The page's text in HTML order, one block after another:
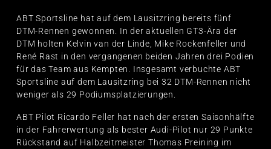
ABT Sportsline hat auf dem Lausitzring bereits fünf
DTM-Rennen gewonnen. In der aktuellen GT3-Ära der
DTM holten Kelvin van der Linde, Mike Rockenfeller und
René Rast in den vergangenen beiden Jahren drei Podien
für das Team aus Kempten. Insgesamt verbuchte ABT
Sportsline auf dem Lausitzring bei 32 DTM-Rennen nicht
weniger als 29 Podiumsplatzierungen.
ABT Pilot Ricardo Feller hat nach der ersten Saisonhälfte
in der Fahrerwertung als bester Audi-Pilot nur 29 Punkte
Rückstand auf Halbzeitmeister Thomas Preining im